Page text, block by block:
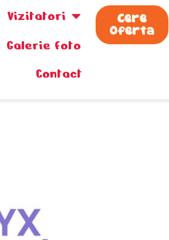
Vizitatori
Galerie foto
Contact
Cere
Oferta